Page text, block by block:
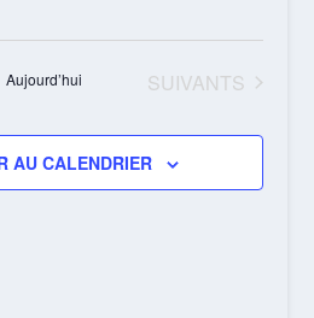
Aujourd’hui ÉVÈNEMENTS
SUIVANTS
AU CALENDRIER